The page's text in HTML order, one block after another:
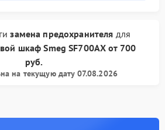
замена предохранителя для
шкаф SmegSF700AXот 700
руб.
на текущую дату 07.08.2026